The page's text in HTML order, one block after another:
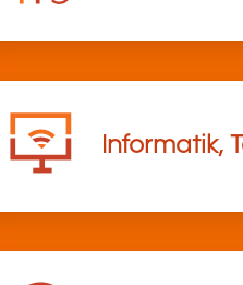
Informatik,